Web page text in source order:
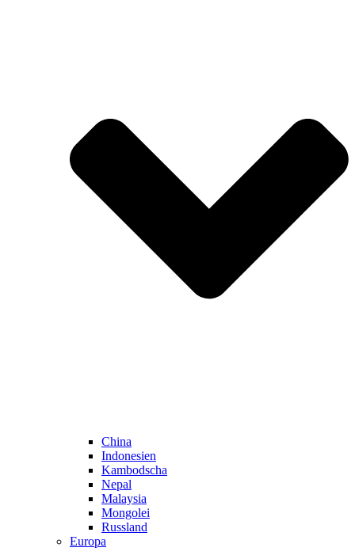
China
Indonesien
Kambodscha
Nepal
Malaysia
Mongolei
Russland
Europa